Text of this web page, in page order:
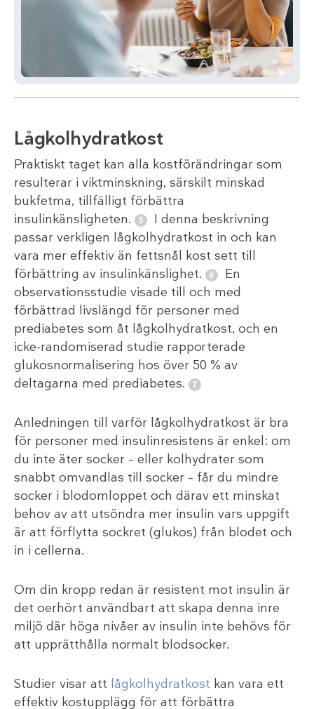
Lågkolhydratkost
Praktiskt taget kan alla kostförändringar som
resulterar i viktminskning, särskilt minskad
bukfetma, tillfälligt förbättra
insulinkänsligheten.
I denna beskrivning
passar verkligen lågkolhydratkost in och kan
vara mer effektiv än fettsnål kost sett till
förbättring av insulinkänslighet.
En
observationsstudie visade till och med
förbättrad livslängd för personer med
prediabetes som åt lågkolhydratkost, och en
icke-randomiserad studie rapporterade
glukosnormalisering hos över 50 % av
deltagarna med prediabetes.
Anledningen till varför lågkolhydratkost är bra
för personer med insulinresistens är enkel: om
du inte äter socker – eller kolhydrater som
snabbt omvandlas till socker – får du mindre
socker i blodomloppet och därav ett minskat
behov av att utsöndra mer insulin vars uppgift
är att förflytta sockret (glukos) från blodet och
in i cellerna.
Om din kropp redan är resistent mot insulin är
det oerhört användbart att skapa denna inre
miljö där höga nivåer av insulin inte behövs för
att upprätthålla normalt blodsocker.
Studier visar att lågkolhydratkost kan vara ett
effektiv kostupplägg för att förbättra